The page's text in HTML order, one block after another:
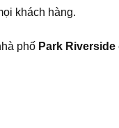
khách hàng.
phố Park Riverside